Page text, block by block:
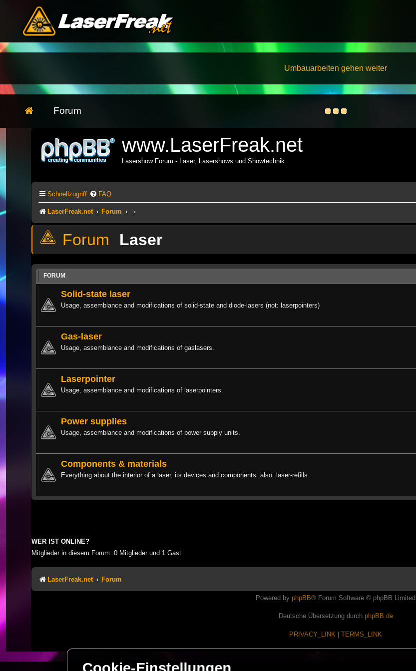
Umbauarbeiten gehen weiter
Forum
www.LaserFreak.net
Lasershow Forum - Laser, Lasershows und Showtechnik
Schnellzugriff FAQ
LaserFreak.net Forum
Laser
FORUM
Solid-state laser
Usage, assemblance and modifications of solid-state and diode-lasers (not: laserpointers)
Gas-laser
Usage, assemblance and modifications of gaslasers.
Laserpointer
Usage, assemblance and modifications of laserpointers.
Power supplies
Usage, assemblance and modifications of power supply units.
Components & materials
Everything about the interior of a laser, its devices and components. also: laser-refills.
WER IST ONLINE?
Mitglieder in diesem Forum: 0 Mitglieder und 1 Gast
LaserFreak.net Forum
Powered by phpBB® Forum Software © phpBB Limited
Deutsche Übersetzung durch phpBB.de
PRIVACY_LINK TERMS_LINK